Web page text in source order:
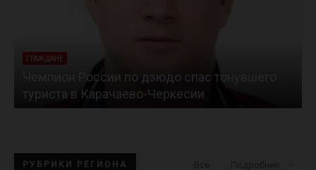
ГРАЖДАНЕ
Чемпион России по дзюдо спас тонувшего
туриста в Карачаево-Черкесии
РУБРИКИ РЕГИОНА